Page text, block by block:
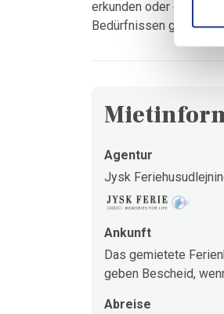
erkunden oder einfach
Bedürfnissen gerecht.
Agentur
Jysk
Ankunft
Das gemietete
geben Bescheid,
Abreise